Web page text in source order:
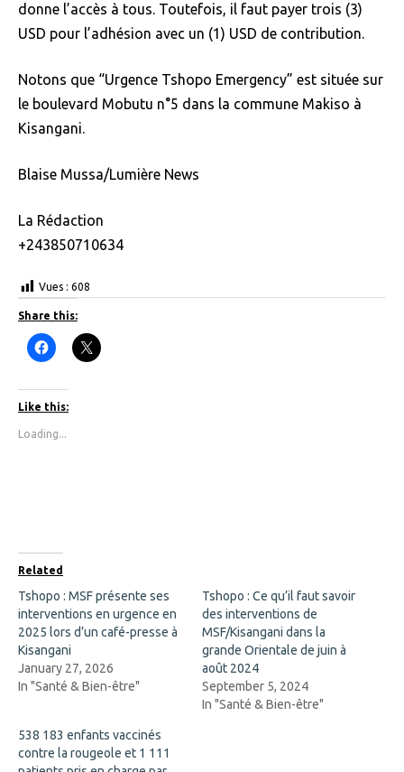
donne l’accès à tous. Toutefois, il faut payer trois (3)
USD pour l’adhésion avec un (1) USD de contribution.
Notons que “Urgence Tshopo Emergency” est située sur
le boulevard Mobutu n°5 dans la commune Makiso à
Kisangani.
Blaise Mussa/Lumière News
La Rédaction
+243850710634
Vues : 608
Share this:
C
l
k
t
o
h
b
o
o
k
(
O
p
e
n
s
i
n
w
i
n
d
C
l
i
n
n
e
w
i
n
d
Like this:
Loading...
Related
Tshopo : MSF présente ses
interventions en urgence en
2025 lors d’un café-presse à
Kisangani
January 27, 2026
In "Santé & Bien-être"
Tshopo : Ce qu’il faut savoir
des interventions de
MSF/Kisangani dans la
grande Orientale de juin à
août 2024
September 5, 2024
In "Santé & Bien-être"
538 183 enfants vaccinés
contre la rougeole et 1 111